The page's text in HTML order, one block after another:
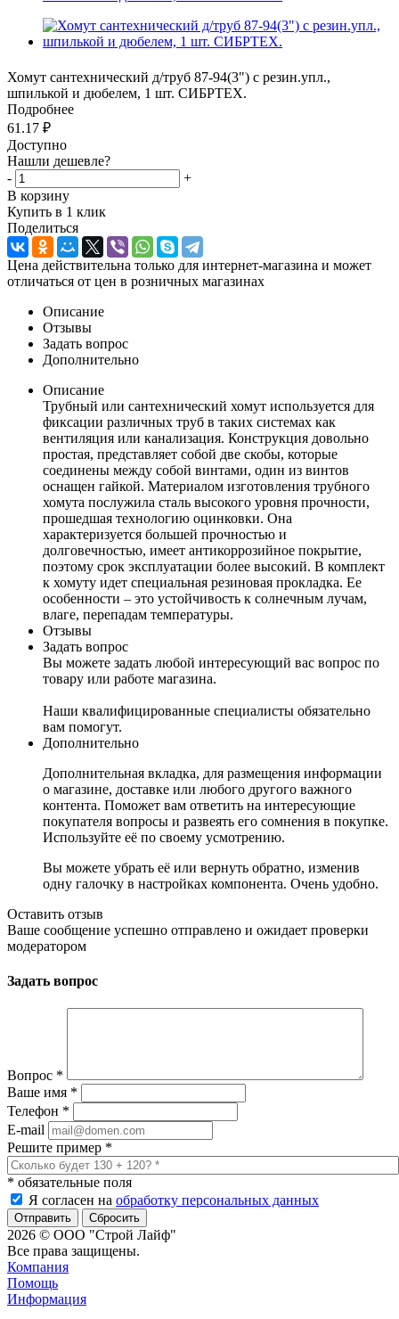
Хомут сантехнический д/труб 87-94(3") с резин.упл.,
шпилькой и дюбелем, 1 шт. СИБРТЕХ.
Подробнее
61.17 ₽
Доступно
Нашли дешевле?
-
+
В корзину
Купить в 1 клик
Поделиться
Цена действительна только для интернет-магазина и может
отличаться от цен в розничных магазинах
Описание
Отзывы
Задать вопрос
Дополнительно
Описание
Трубный или сантехнический хомут используется для
фиксации различных труб в таких системах как
вентиляция или канализация. Конструкция довольно
простая, представляет собой две скобы, которые
соединены между собой винтами, один из винтов
оснащен гайкой. Материалом изготовления трубного
хомута послужила сталь высокого уровня прочности,
прошедшая технологию оцинковки. Она
характеризуется большей прочностью и
долговечностью, имеет антикоррозийное покрытие,
поэтому срок эксплуатации более высокий. В комплект
к хомуту идет специальная резиновая прокладка. Ее
особенности – это устойчивость к солнечным лучам,
влаге, перепадам температуры.
Отзывы
Задать вопрос
Вы можете задать любой интересующий вас вопрос по
товару или работе магазина.
Наши квалифицированные специалисты обязательно
вам помогут.
Дополнительно
Дополнительная вкладка, для размещения информации
о магазине, доставке или любого другого важного
контента. Поможет вам ответить на интересующие
покупателя вопросы и развеять его сомнения в покупке.
Используйте её по своему усмотрению.
Вы можете убрать её или вернуть обратно, изменив
одну галочку в настройках компонента. Очень удобно.
Оставить отзыв
Ваше сообщение успешно отправлено и ожидает проверки
модератором
Задать вопрос
Вопрос *
Ваше имя *
Телефон *
E-mail
Решите пример *
* обязательные поля
Я согласен на обработку персональных данных
Сбросить
2026 © ООО "Строй Лайф"
Все права защищены.
Компания
Помощь
Информация